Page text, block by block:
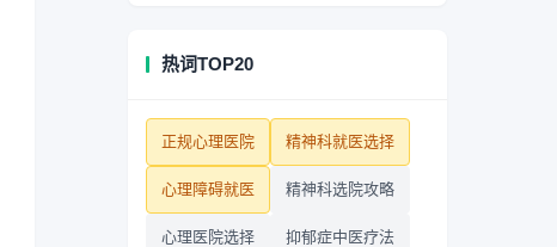
热词TOP20
正规心理医院 精神科就医选择
心理障碍就医 精神科选院攻略
心理医院选择 抑郁症中医疗法